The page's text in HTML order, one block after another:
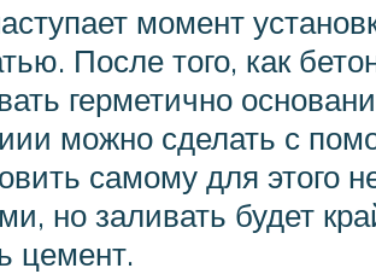
момент
После того, как
герметично
можно сделать с
самому для этого
но заливать будет
цемент.